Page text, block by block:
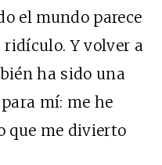
el mundo parece
ridículo. Y volver a
ha sido una
mí: me he
que me divierto